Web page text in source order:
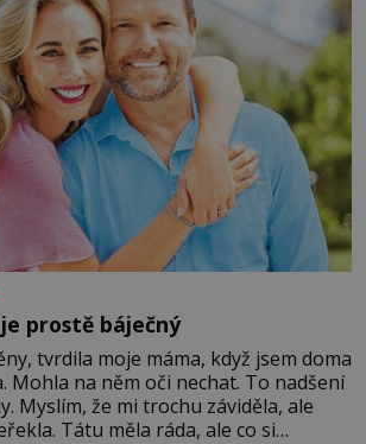
prostě báječný
tvrdila moje máma, když jsem doma
Mohla na něm oči nechat. To nadšení
Myslím, že mi trochu záviděla, ale
Tátu měla ráda, ale co si